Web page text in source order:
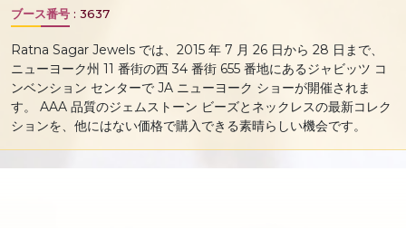
ブース番号 : 3637
Ratna Sagar Jewels では、2015 年 7 月 26 日から 28 日まで、
ニューヨーク州 11 番街の西 34 番街 655 番地にあるジャビッツ コ
ンベンション センターで JA ニューヨーク ショーが開催されま
す。 AAA 品質のジェムストーン ビーズとネックレスの最新コレク
ションを、他にはない価格で購入できる素晴らしい機会です。